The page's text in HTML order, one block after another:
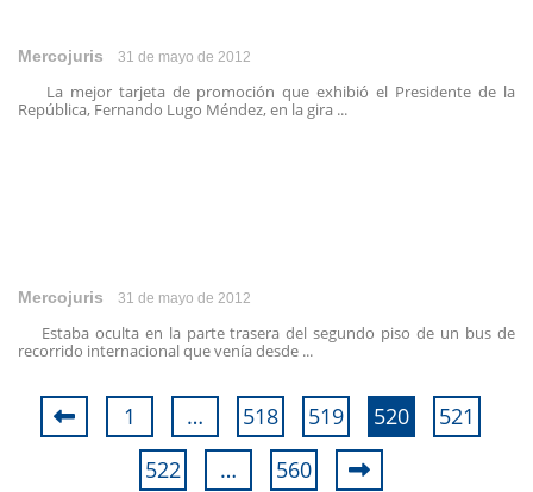
Mercojuris 31 de mayo de 2012
La mejor tarjeta de promoción que exhibió el Presidente de la
República, Fernando Lugo Méndez, en la gira ...
Mercojuris 31 de mayo de 2012
Estaba oculta en la parte trasera del segundo piso de un bus de
recorrido internacional que venía desde ...
1 … 518 519 520
521
522
… 560